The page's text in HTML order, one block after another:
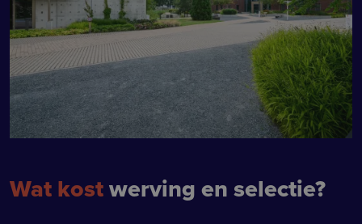
Wat kostwerving en selectie?